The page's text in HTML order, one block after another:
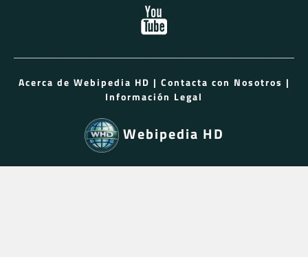
Acerca de Webipedia HD | Contacta con Nosotros |
Información Legal
Webipedia HD